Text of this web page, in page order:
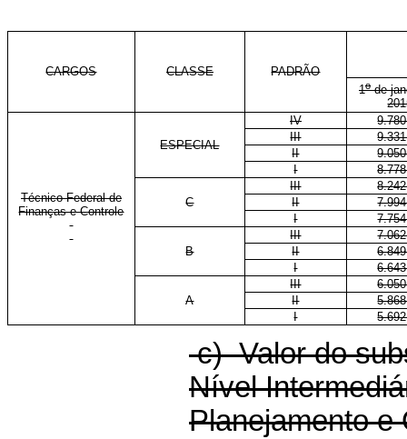
CARGOS CLASSE
PADRÃO
1ode
Técnico Federal de
Finanças e Controle
ESPECIAL
IV
III
II
I
C
III
II
I
B
III
II
I
A
III
II
I
c) Valor do
Nível
Planejamento e